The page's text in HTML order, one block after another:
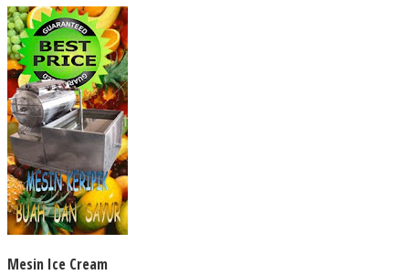
Mesin Ice Cream